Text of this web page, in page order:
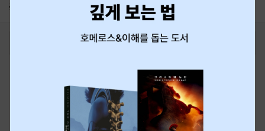
공지 8월 신용카드 무이자할부 안내
최근 본 상품
티켓 1544-6399
중고샵 1566-4295
eBook 1:1문의/채팅상담
예스이십사(주) 사업자 정보
이용약관
개인정보처리방침
청소년보호정책
PC버전
회사소개 거래처관계자께